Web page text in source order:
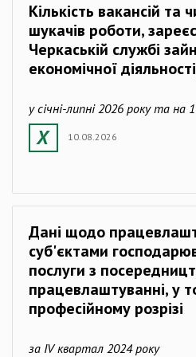
Кількість вакансій та
шукачів роботи,
Черкаській службі
економічної
у січні-липні 2026 року та на
10.08.2026
Дані щодо
суб'єктами
послуги з
працевлаштуванні, у
професійному розрізі
за IV квартал 2024 року